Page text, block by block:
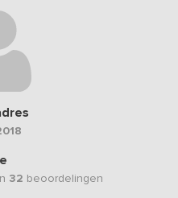
32 beoordelingen